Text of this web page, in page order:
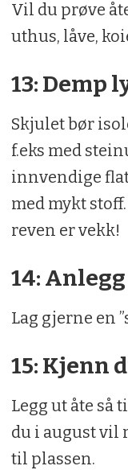
Vil du prøve
uthus, låve,
13: Demp
Skjulet bør
f.eks med
innvendige
med mykt
reven er vekk!
14:
Lag gjerne en
15: Kjenn
Legg ut åte så
du i august vil
til plassen.